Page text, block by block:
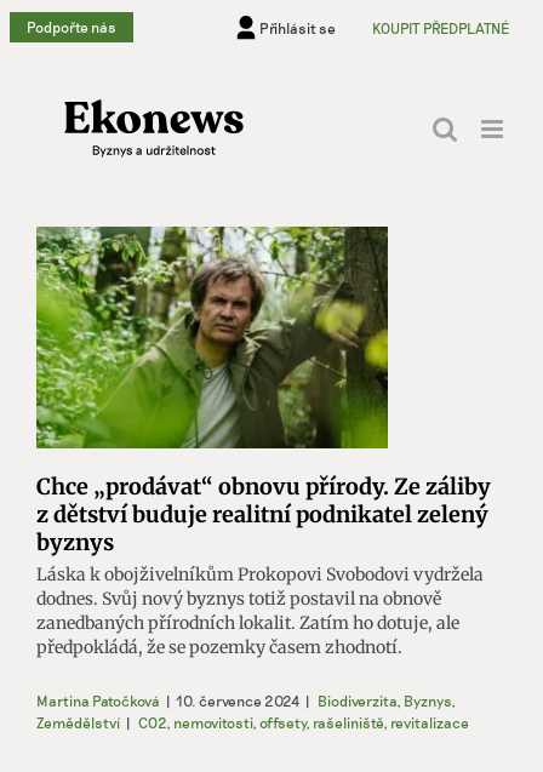
Přeskočit
na
Podpořte nás Přihlásit se KOUPIT PŘEDPLATNÉ
Chce „prodávat“ obnovu přírody. Ze záliby
z dětství buduje realitní podnikatel zelený
byznys
Láska k obojživelníkům Prokopovi Svobodovi vydržela
dodnes. Svůj nový byznys totiž postavil na obnově
zanedbaných přírodních lokalit. Zatím ho dotuje, ale
předpokládá, že se pozemky časem zhodnotí.
Martina Patočková | 10. července 2024 | Biodiverzita, Byznys,
Zemědělství | CO2, nemovitosti, offsety, rašeliniště, revitalizace